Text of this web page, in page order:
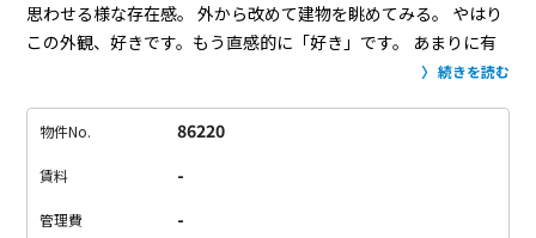
思わせる様な存在感。
外から改めて建物を眺めてみる。
やはり
この外観、好きです。もう直感的に「好き」です。
あまりに有
名な建物なので私のつたない知識ではご満足いただけないと思
のご紹介に移ります。過去のテナントさんはアパレル会社やIT
趣を残していますが、躯体を触らないのであれば改装も相談で
きるので、思い切ってキッチンを撤去してミニキッチンに変更
続きを読む
物件No. 86220
賃料 -
管理費 -